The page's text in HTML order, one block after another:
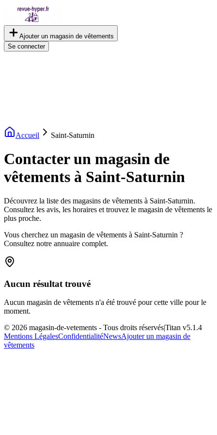
Ajouter un magasin de vêtements
Se connecter
Accueil Saint-Saturnin
Contacter un magasin de
vêtements à Saint-Saturnin
Découvrez la liste des magasins de vêtements à Saint-Saturnin.
Consultez les avis, les horaires et trouvez le magasin de vêtements le
plus proche.
Vous cherchez un magasin de vêtements à Saint-Saturnin ?
Consultez notre annuaire complet.
Aucun résultat trouvé
Aucun magasin de vêtements n'a été trouvé pour cette ville pour le
moment.
© 2026 magasin-de-vetements - Tous droits réservés|Titan v5.1.4
Mentions LégalesConfidentialitéNewsAjouter un magasin de
vêtements